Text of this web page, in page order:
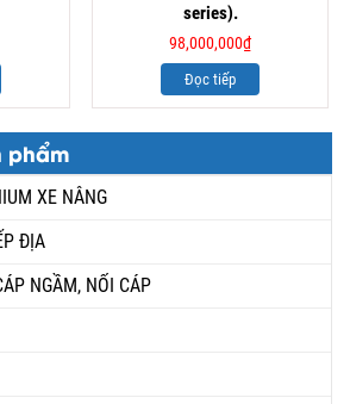
phẩm
XE NÂNG
ĐỊA
NGẦM, NỐI CÁP
series).
98,000,000₫
Đọc tiếp